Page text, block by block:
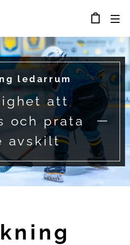
ledarrum
att
och prata
avskilt